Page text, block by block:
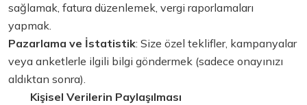
sağlamak, fatura düzenlemek, vergi raporlamaları
yapmak.
Pazarlama ve İstatistik: Size özel teklifler, kampanyalar
veya anketlerle ilgili bilgi göndermek (sadece onayınızı
aldıktan sonra).
Kişisel Verilerin Paylaşılması